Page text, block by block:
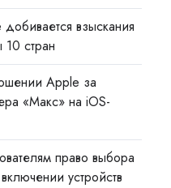
взыскания
стран
Apple за
«Макс» на iOS-
право выбора
устройств